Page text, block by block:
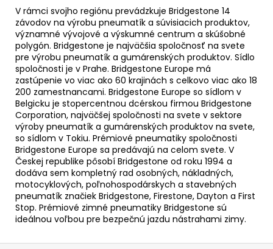
V rámci svojho regiónu prevádzkuje Bridgestone 14
závodov na výrobu pneumatík a súvisiacich produktov,
významné vývojové a výskumné centrum a skúšobné
polygón. Bridgestone je najväčšia spoločnosť na svete
pre výrobu pneumatík a gumárenských produktov. Sídlo
spoločnosti je v Prahe. Bridgestone Europe má
zastúpenie vo viac ako 60 krajinách s celkovo viac ako 18
200 zamestnancami. Bridgestone Europe so sídlom v
Belgicku je stopercentnou dcérskou firmou Bridgestone
Corporation, najväčšej spoločnosti na svete v sektore
výroby pneumatík a gumárenských produktov na svete,
so sídlom v Tokiu. Prémiové pneumatiky spoločnosti
Bridgestone Europe sa predávajú na celom svete. V
Českej republike pôsobí Bridgestone od roku 1994 a
dodáva sem kompletný rad osobných, nákladných,
motocyklových, poľnohospodárskych a stavebných
pneumatík značiek Bridgestone, Firestone, Dayton a First
Stop. Prémiové zimné pneumatiky Bridgestone sú
ideálnou voľbou pre bezpečnú jazdu nástrahami zimy.